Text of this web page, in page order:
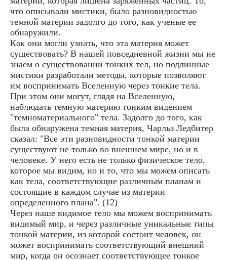
что описывали мистики, было разновидностью
темной материи задолго до того, как ученые ее
обнаружили.
Как они могли узнать, что эта материя может
существовать? В нашей повседневной жизни мы не
знаем о существовании тонких тел, но подлинные
мистики разработали методы, которые позволяют
им воспринимать Вселенную через тонкие тела.
При этом они могут, глядя на Вселенную,
наблюдать темную материю тонким видением
"темноматериального" тела. Задолго до того, как
была обнаружена темная материя, Чарльз Ледбитер
сказал: "Все эти разновидности тонкой материи
существуют не только во внешнем мире, но и в
человеке. У него есть не только физическое тело,
которое мы видим, но и то, что мы можем описать
как тела, соответствующие различным планам и
состоящие в каждом случае из материи
определенного плана". (12)
Через наше видимое тело мы можем воспринимать
видимый мир, и через различные уникальные типы
тонкой материи, из которой состоит человек, он
может воспринимать соответствующий внешний
мир, когда он осознает соответствующее тонкое